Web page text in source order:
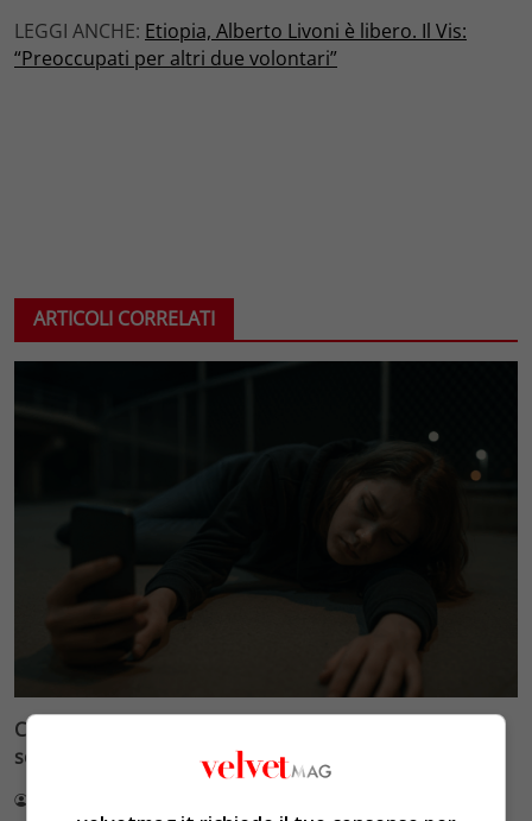
LEGGI ANCHE: Etiopia, Alberto Livoni è libero. Il Vis:
“Preoccupati per altri due volontari”
ARTICOLI CORRELATI
Cronaca e società: il disagio giovanile amplificato dai
social, quando il dramma diventa show